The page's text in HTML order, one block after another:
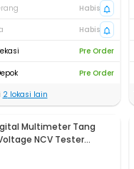
Habis
Habis
Pre Order
Pre Order
2lokasi lain
Multimeter Tang
NCV Tester